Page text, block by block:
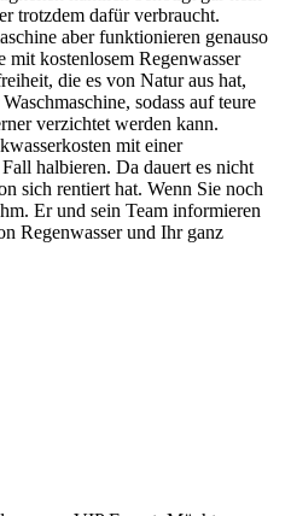
trotzdem dafür verbraucht.
aber funktionieren genauso
mit kostenlosem Regenwasser
die es von Natur aus hat,
sodass auf teure
verzichtet werden kann.
mit einer
halbieren. Da dauert es nicht
sich rentiert hat. Wenn Sie noch
Er und sein Team informieren
Regenwasser und Ihr ganz